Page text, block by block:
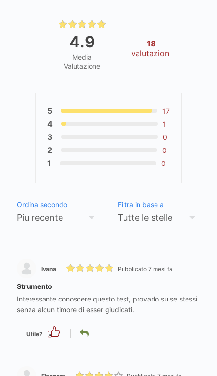
4.9
Media
Valutazione
18
valutazioni
5 17
4 1
3 0
2 0
1 0
Ordina secondo Filtra in base a
Ivana Pubblicato 7 mesi fa
Strumento
Interessante conoscere questo test, provarlo su se stessi
senza alcun timore di esser giudicati.
Utile?